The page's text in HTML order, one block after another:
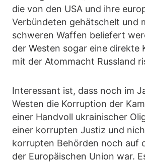
die von den USA und ihre
Verbündeten gehätschelt und
schweren Waffen beliefert
der Westen sogar eine direkte
mit der Atommacht Russland
Interessant ist, dass noch im
Westen die Korruption der
einer Handvoll ukrainischer
einer korrupten Justiz und
korrupten Behörden noch auf
der Europäischen Union war.